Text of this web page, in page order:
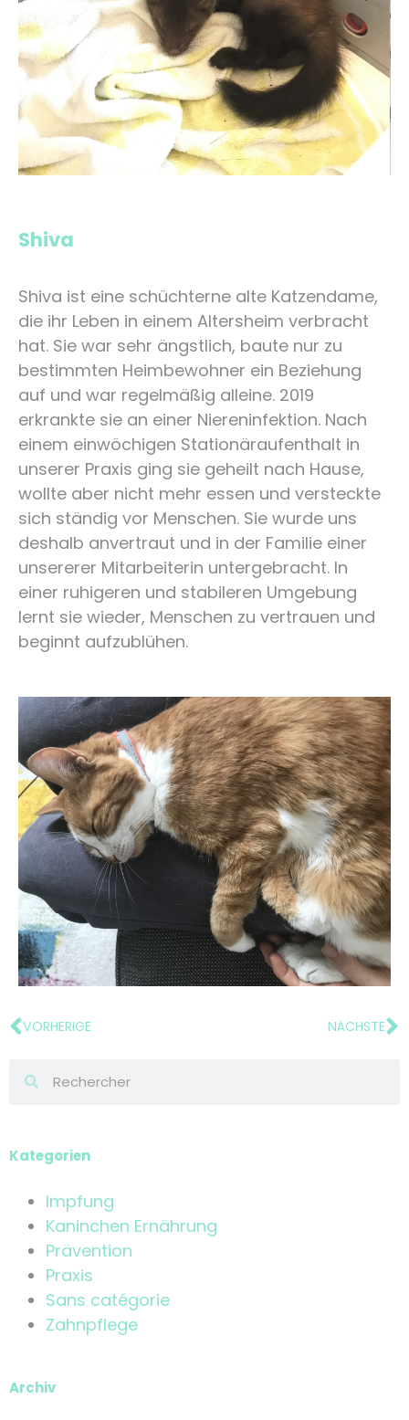
Shiva
Shiva ist eine schüchterne alte Katzendame,
die ihr Leben in einem Altersheim verbracht
hat. Sie war sehr ängstlich, baute nur zu
bestimmten Heimbewohner ein Beziehung
auf und war regelmäßig alleine. 2019
erkrankte sie an einer Niereninfektion. Nach
einem einwöchigen Stationäraufenthalt in
unserer Praxis ging sie geheilt nach Hause,
wollte aber nicht mehr essen und versteckte
sich ständig vor Menschen. Sie wurde uns
deshalb anvertraut und in der Familie einer
unsererer Mitarbeiterin untergebracht. In
einer ruhigeren und stabileren Umgebung
lernt sie wieder, Menschen zu vertrauen und
beginnt aufzublühen.
VORHERIGE NÄCHSTE
Kategorien
Impfung
Kaninchen Ernährung
Prävention
Praxis
Sans catégorie
Zahnpflege
Archiv